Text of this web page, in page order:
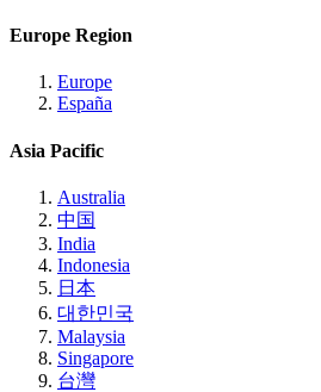
Europe Region
Europe
España
Asia Pacific
Australia
中国
India
Indonesia
日本
대한민국
Malaysia
Singapore
台灣